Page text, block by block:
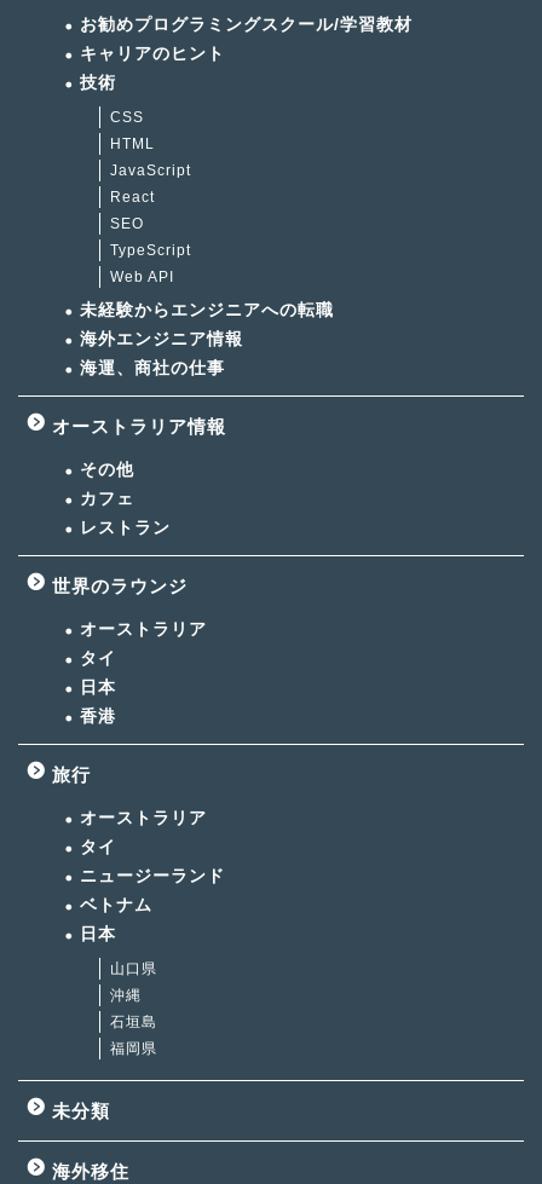
お勧めプログラミングスクール/学習教材
キャリアのヒント
技術
CSS
HTML
JavaScript
React
SEO
TypeScript
Web API
未経験からエンジニアへの転職
海外エンジニア情報
海運、商社の仕事
オーストラリア情報
その他
カフェ
レストラン
世界のラウンジ
オーストラリア
タイ
日本
香港
旅行
オーストラリア
タイ
ニュージーランド
ベトナム
日本
山口県
沖縄
石垣島
福岡県
未分類
海外移住